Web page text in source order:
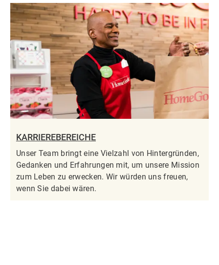
KARRIEREBEREICHE
Unser Team bringt eine Vielzahl von Hintergründen,
Gedanken und Erfahrungen mit, um unsere Mission
zum Leben zu erwecken. Wir würden uns freuen,
wenn Sie dabei wären.